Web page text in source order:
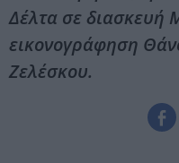
Δέλτα σε διασκευή
εικονογράφηση
Ζελέσκου.